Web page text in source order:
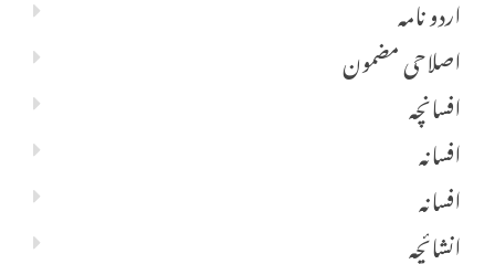
اردو نامہ
اصلاحی مضمون
افسانچہ
افسانہ
افسانہ
انشائچہ